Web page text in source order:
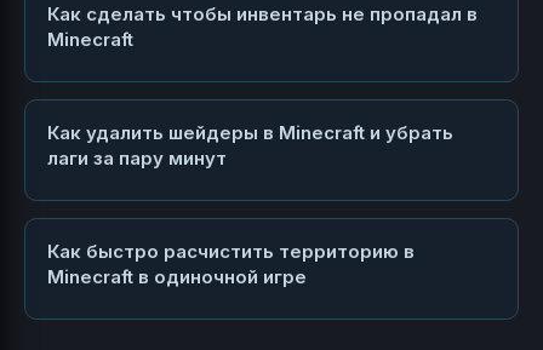
Как сделать чтобы инвентарь не пропадал в
Minecraft
Как удалить шейдеры в Minecraft и убрать
лаги за пару минут
Как быстро расчистить территорию в
Minecraft в одиночной игре